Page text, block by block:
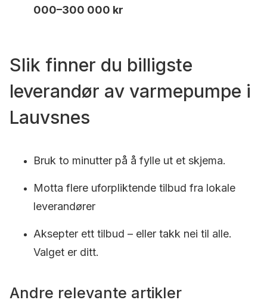
000–300 000 kr
Slik finner du billigste
leverandør av varmepumpe i
Lauvsnes
Bruk to minutter på å fylle ut et skjema.
Motta flere uforpliktende tilbud fra lokale
leverandører
Aksepter ett tilbud – eller takk nei til alle.
Valget er ditt.
Andre relevante artikler